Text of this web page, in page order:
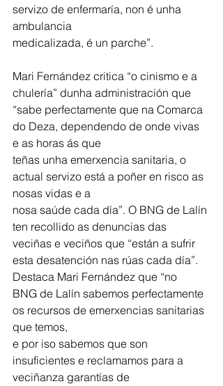
servizo de enfermaría, non é unha
ambulancia
medicalizada, é un parche”.
Mari Fernández critica “o cinismo e a
chulería” dunha administración que
“sabe perfectamente que na Comarca
do Deza, dependendo de onde vivas
e as horas ás que
teñas unha emerxencia sanitaria, o
actual servizo está a poñer en risco as
nosas vidas e a
nosa saúde cada día”. O BNG de Lalín
ten recollido as denuncias das
veciñas e veciños que “están a sufrir
esta desatención nas rúas cada día”.
Destaca Mari Fernández que “no
BNG de Lalín sabemos perfectamente
os recursos de emerxencias sanitarias
que temos,
e por iso sabemos que son
insuficientes e reclamamos para a
veciñanza garantías de